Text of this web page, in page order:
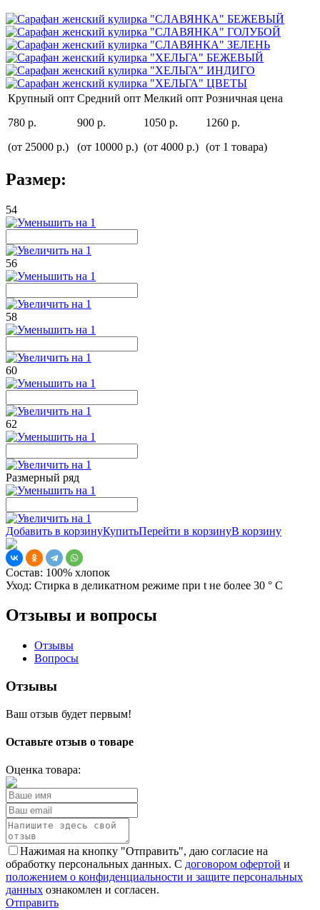
Крупный опт
780 р.
(от 25000 р.)
Средний опт
900 р.
(от 10000 р.)
Мелкий опт
1050 р.
(от 4000 р.)
Розничная цена
1260 р.
(от 1 товара)
Размер:
54
56
58
60
62
Размерный ряд
Добавить в корзинуКупитьПерейти в корзинуВ корзину
Состав: 100% хлопок
Уход: Стирка в деликатном режиме при t не более 30 ° С
Отзывы и вопросы
Отзывы
Вопросы
Отзывы
Ваш отзыв будет первым!
Оставьте отзыв о товаре
Оценка товара:
Нажимая на кнопку "Отправить", даю согласие на
обработку персональных данных. С договором офертой и
положением о конфиденциальности и защите персональных
данных ознакомлен и согласен.
Отправить